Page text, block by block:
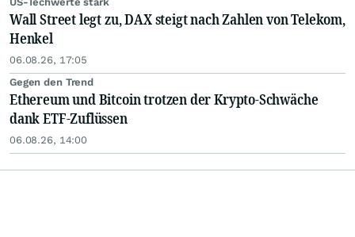
Wall Street legt zu, DAX steigt nach Zahlen von Telekom,
Henkel
06.08.26, 17:05
Gegen den Trend
Ethereum und Bitcoin trotzen der Krypto-Schwäche
dank ETF-Zuflüssen
06.08.26, 14:00